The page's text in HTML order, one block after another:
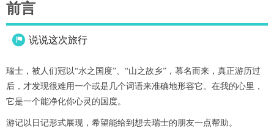
前言
 说说这次旅行
瑞士，被人们冠以“水之国度”、“山之故乡”，慕名而来，真正游历过
后，才发现很难用一个或是几个词语来准确地形容它。在我的心里，
它是一个能净化你心灵的国度。
游记以日记形式展现，希望能给到想去瑞士的朋友一点帮助。